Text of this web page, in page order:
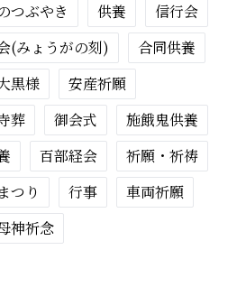
つぶやき 供養
信行会
(みょうがの刻)
合同供養
黒様
安産祈願
葬 御会式
施餓鬼供養
百部経会
祈願・祈祷
つり 行事
車両祈願
神祈念